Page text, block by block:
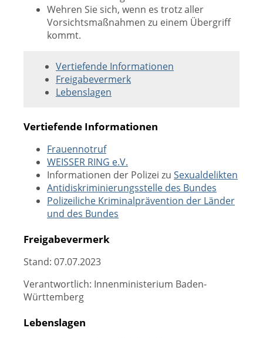
Wehren Sie sich, wenn es trotz aller
Vorsichtsmaßnahmen zu einem Übergriff
kommt.
Vertiefende Informationen
Freigabevermerk
Lebenslagen
Vertiefende Informationen
Frauennotruf
WEISSER RING e.V.
Informationen der Polizei zu Sexualdelikten
Antidiskriminierungsstelle des Bundes
Polizeiliche Kriminalprävention der Länder
und des Bundes
Freigabevermerk
Stand: 07.07.2023
Verantwortlich: Innenministerium Baden-
Württemberg
Lebenslagen